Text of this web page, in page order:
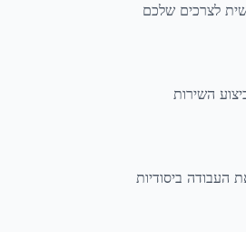
לצרכים שלכם
השירות
העבודה ביסודיות